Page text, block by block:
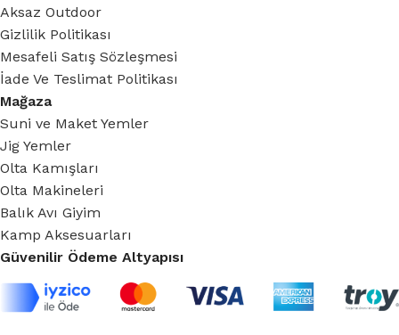
Aksaz Outdoor
Gizlilik Politikası
Mesafeli Satış Sözleşmesi
İade Ve Teslimat Politikası
Mağaza
Suni ve Maket Yemler
Jig Yemler
Olta Kamışları
Olta Makineleri
Balık Avı Giyim
Kamp Aksesuarları
Güvenilir Ödeme Altyapısı